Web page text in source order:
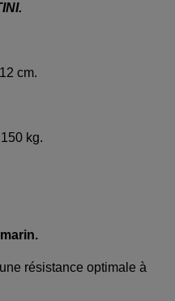
cm.
150 kg.
résistance optimale à